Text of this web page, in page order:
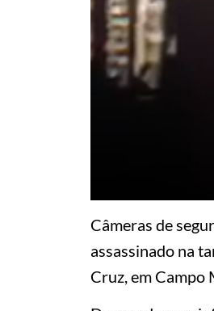
Câmeras de
assassinado na
Cruz, em Campo